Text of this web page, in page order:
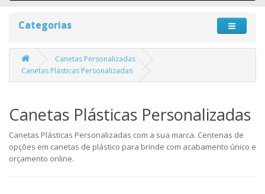
Categorias
Canetas Personalizadas
Canetas Plásticas Personalizadas
Canetas Plásticas Personalizadas
Canetas Plásticas Personalizadas com a sua marca. Centenas de
opções em canetas de plástico para brinde com acabamento único e
orçamento online.